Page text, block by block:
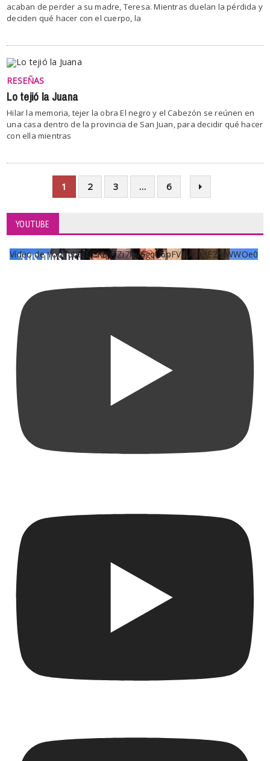
acaban de perder a su madre, Teresa. Mientras duelan la pérdida y
deciden qué hacer con el cuerpo, la
RESEÑAS
Lo tejió la Juana
Hilar la memoria, tejer la obra El negro y el Cabezón se reúnen en
una casa dentro de la provincia de San Juan, para decidir qué hacer
con ella mientras
1 2 3 … 6
YOUTUBE
Vídeo de YouTube UCKqYjiZi7lzy6gqU6pFVFiA_A3EZ9JWWOe0